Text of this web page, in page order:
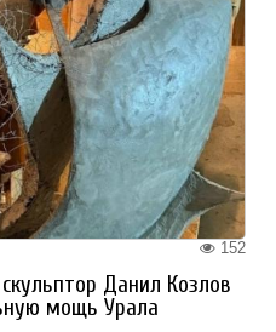
152
Данил Козлов
мощь Урала